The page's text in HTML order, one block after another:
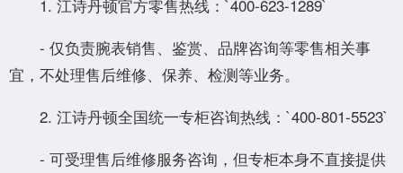
1. 江诗丹顿官方零售热线：`400-623-1289`
- 仅负责腕表销售、鉴赏、品牌咨询等零售相关事
宜，不处理售后维修、保养、检测等业务。
2. 江诗丹顿全国统一专柜咨询热线：`400-801-5523`
- 可受理售后维修服务咨询，但专柜本身不直接提供